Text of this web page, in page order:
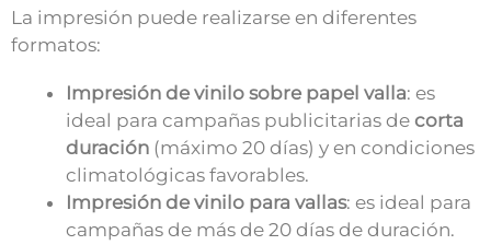
La impresión puede realizarse en diferentes
formatos:
Impresión de vinilo sobre papel valla: es
ideal para campañas publicitarias decorta
duración (máximo 20 días) y en condiciones
climatológicas favorables.
Impresión de vinilo para vallas: es ideal para
campañas de más de 20 días de duración.